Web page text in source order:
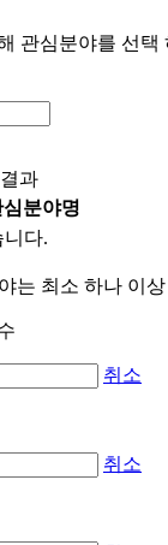
관심분야를 선택
과
심분야명
다.
는 최소 하나 이
취소
취소